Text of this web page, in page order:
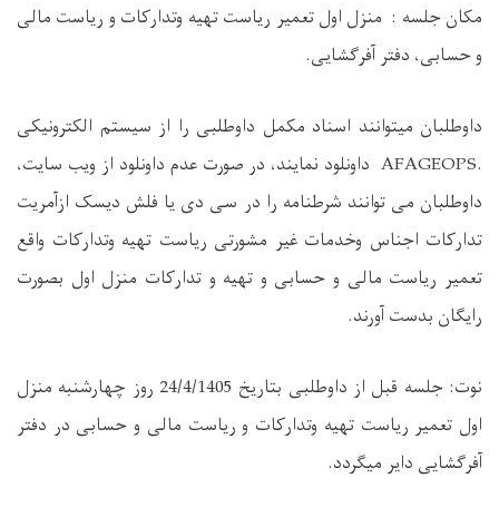
مکان جلسه : منزل اول تعمیر ریاست تهیه وتدارکات و ریاست مالی
و حسابی، دفتر آفرگشایی.
داوطلبان میتوانند اسناد مکمل داوطلبی را از سیستم الکترونیکی
AGEOPS.
AF داونلود نمایند، در صورت عدم داونلود از ویب سایت،
داوطلبان می توانند شرطنامه را در سی دی یا فلش دیسک ازآمریت
تدارکات اجناس وخدمات غیر مشورتی ریاست تهیه وتدارکات واقع
تعمیر ریاست مالی و حسابی و تهیه و تدارکات منزل اول بصورت
رایگان بدست آورند.
نوت: جلسه قبل از داوطلبی بتاریخ 24/4/1405 روز چهارشنبه
منزل
اول تعمیر ریاست تهیه وتدارکات و ریاست مالی و حسابی در دفتر
آفرگشایی دایر میگردد.